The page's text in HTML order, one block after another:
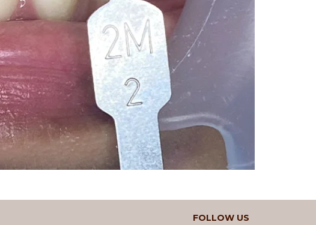
FOLLOW US